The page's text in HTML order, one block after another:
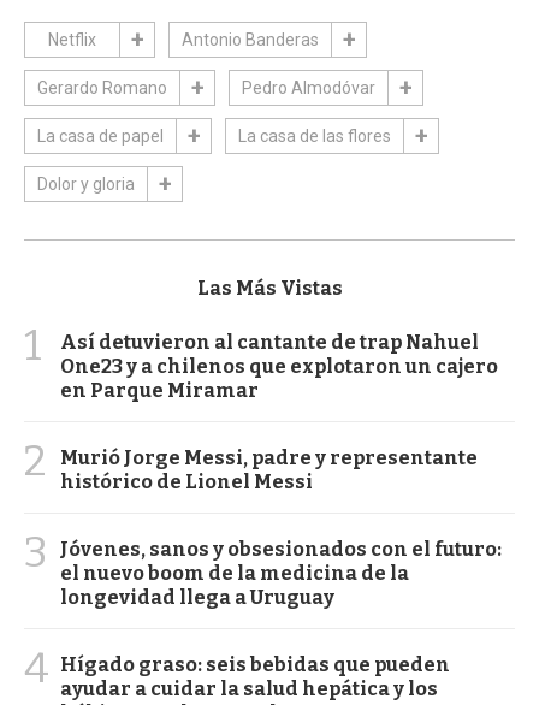
Netflix Antonio Banderas
Gerardo Romano Pedro Almodóvar
La casa de papel La casa de las flores
Dolor y gloria
Las Más Vistas
1
Así detuvieron al cantante de trap Nahuel
One23 y a chilenos que explotaron un cajero
en Parque Miramar
2
Murió Jorge Messi, padre y representante
histórico de Lionel Messi
3
Jóvenes, sanos y obsesionados con el futuro:
el nuevo boom de la medicina de la
longevidad llega a Uruguay
4 Hígado graso: seis bebidas que pueden
ayudar a cuidar la salud hepática y los